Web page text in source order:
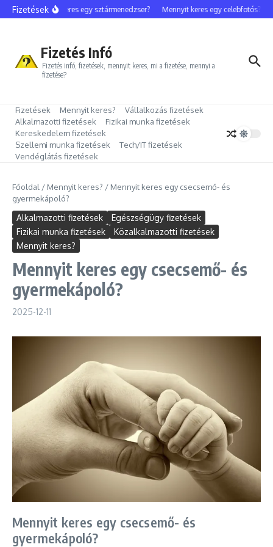
Ugrás a tartalomhoz
Fizetések
Mennyit keres egy sztármenedzser? Mennyit keres egy celebfotós?
Fizetés Infó
Fizetés infó, fizetések, mennyit keres, mi a fizetése, mennyi a
fizetése?
Fizetések Mennyit keres?
Vállalkozás fizetések
Alkalmazotti fizetések
Fizikai munka fizetések
Kereskedelem fizetések
Szellemi munka fizetések
Tech/IT fizetések
Vendéglátás fizetések
Főoldal / Mennyit keres? / Mennyit keres egy csecsemő- és
gyermekápoló?
Alkalmazotti fizetések
Egészségügy fizetések
Fizikai munka fizetések
Közalkalmazotti fizetések
Mennyit keres?
Mennyit keres egy csecsemő- és
gyermekápoló?
2025-12-11
Mennyit keres egy csecsemő- és
gyermekápoló?